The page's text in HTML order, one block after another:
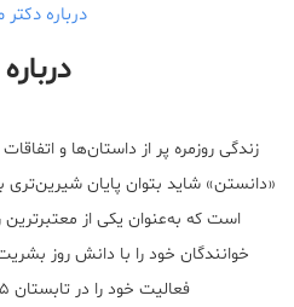
درباره
زندگی روزمره پر از داستان‌ها و
«دانستن» شاید بتوان پایان شیرین‌تری
است که به‌عنوان یکی از
خوانندگان خود را با دانش روز
فعالیت خود را در تابستان ۱۳۹۵ آغاز نموده است.